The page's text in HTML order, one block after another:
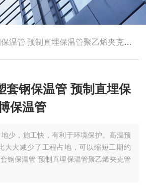
预制直埋保温管聚乙烯夹克管 淄博保温管
套钢保温管 预制直埋保
保温管
少，施工快，有利于环境保护。高温预
大大减少了工程占地，可以缩短工期约
钢保温管 预制直埋保温管聚乙烯夹克管